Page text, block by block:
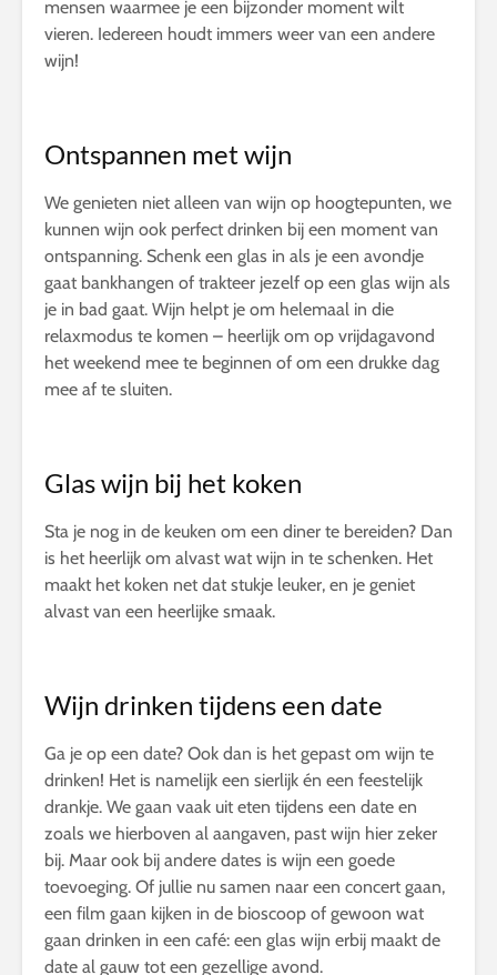
mensen waarmee je een bijzonder moment wilt
vieren. Iedereen houdt immers weer van een andere
wijn!
Ontspannen met wijn
We genieten niet alleen van wijn op hoogtepunten, we
kunnen wijn ook perfect drinken bij een moment van
ontspanning. Schenk een glas in als je een avondje
gaat bankhangen of trakteer jezelf op een glas wijn als
je in bad gaat. Wijn helpt je om helemaal in die
relaxmodus te komen – heerlijk om op vrijdagavond
het weekend mee te beginnen of om een drukke dag
mee af te sluiten.
Glas wijn bij het koken
Sta je nog in de keuken om een diner te bereiden? Dan
is het heerlijk om alvast wat wijn in te schenken. Het
maakt het koken net dat stukje leuker, en je geniet
alvast van een heerlijke smaak.
Wijn drinken tijdens een date
Ga je op een date? Ook dan is het gepast om wijn te
drinken! Het is namelijk een sierlijk én een feestelijk
drankje. We gaan vaak uit eten tijdens een date en
zoals we hierboven al aangaven, past wijn hier zeker
bij. Maar ook bij andere dates is wijn een goede
toevoeging. Of jullie nu samen naar een concert gaan,
een film gaan kijken in de bioscoop of gewoon wat
gaan drinken in een café: een glas wijn erbij maakt de
date al gauw tot een gezellige avond.